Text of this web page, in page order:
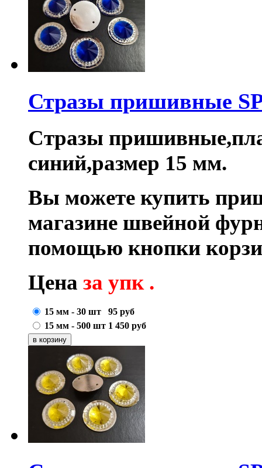
Стразы пришивные
Стразы
синий,размер 15 мм.
Вы можете купить
магазине швейной
помощью кнопки
Цена за упк .
15 мм - 30 шт 95 руб
15 мм - 500 шт 1 450 руб